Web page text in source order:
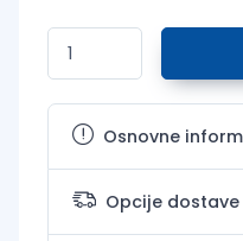
Osnovne
Opcije dostave